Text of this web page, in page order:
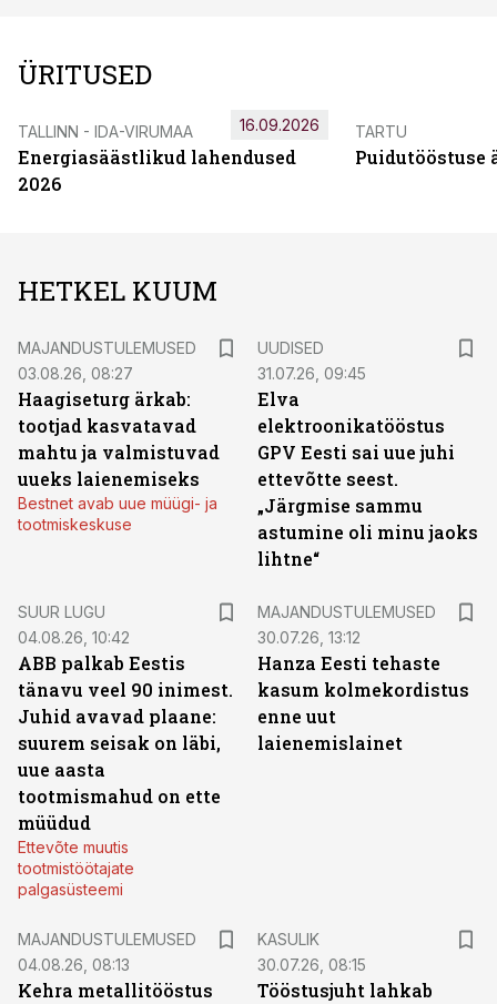
ÜRITUSED
TALLINN - IDA-VIRUMAA
Energiasäästlikud lahendused
2026
16.09.2026 TARTU
Puidutööstuse
HETKEL KUUM
MAJANDUSTULEMUSED
03.08.26, 08:27
Haagiseturg ärkab:
tootjad kasvatavad
mahtu ja valmistuvad
uueks laienemiseks
Bestnet avab uue müügi- ja
tootmiskeskuse
UUDISED
31.07.26, 09:45
Elva
elektroonikatööstus
GPV Eesti sai uue juhi
ettevõtte seest.
„Järgmise sammu
astumine oli minu jaoks
lihtne“
SUUR LUGU
04.08.26, 10:42
ABB palkab Eestis
tänavu veel 90 inimest.
Juhid avavad plaane:
suurem seisak on läbi,
uue aasta
tootmismahud on ette
müüdud
Ettevõte muutis
tootmistöötajate
palgasüsteemi
MAJANDUSTULEMUSED
30.07.26, 13:12
Hanza Eesti tehaste
kasum kolmekordistus
enne uut
laienemislainet
MAJANDUSTULEMUSED
04.08.26, 08:13
Kehra metallitööstus
KASULIK
30.07.26, 08:15
Tööstusjuht lahkab